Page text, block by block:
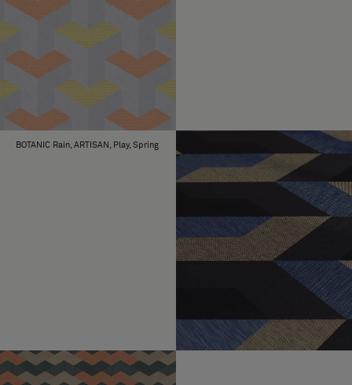
BOTANIC Rain, ARTISAN, Play, Spring